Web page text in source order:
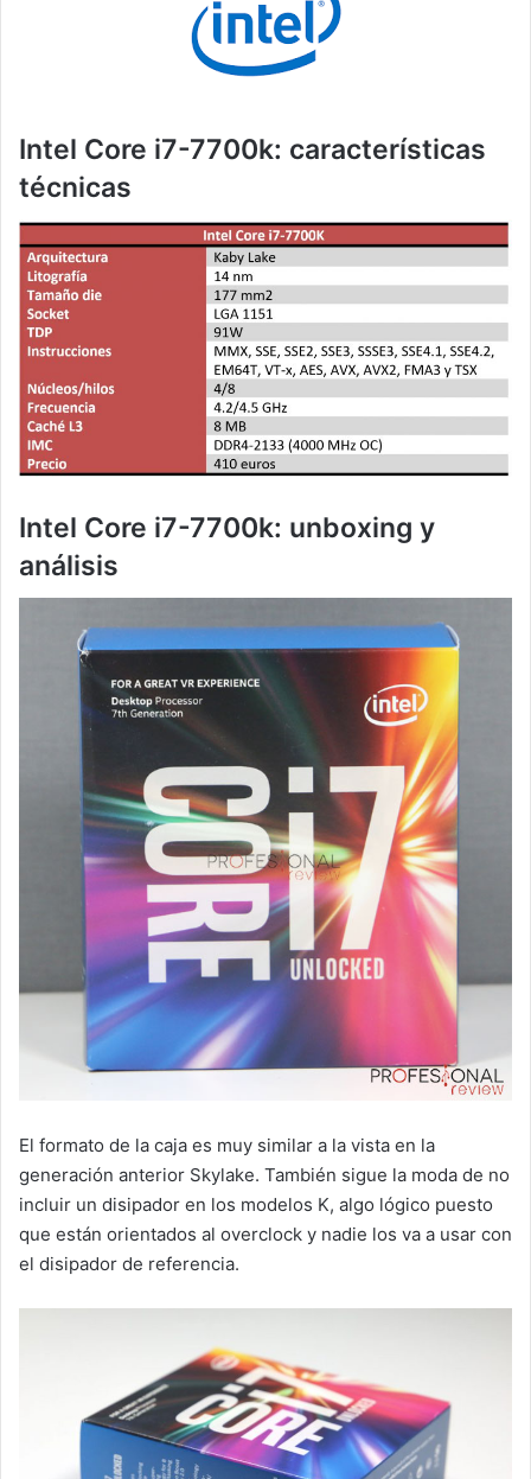
Intel Core i7-7700k: características
técnicas
Intel Core i7-7700k: unboxing y
análisis
El formato de la caja es muy similar a la vista en la
generación anterior Skylake. También sigue la moda de no
incluir un disipador en los modelos K, algo lógico puesto
que están orientados al overclock y nadie los va a usar con
el disipador de referencia.